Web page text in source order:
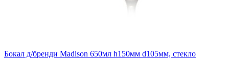
Бокал д/бренди Madison 650мл h150мм d105мм, стекло